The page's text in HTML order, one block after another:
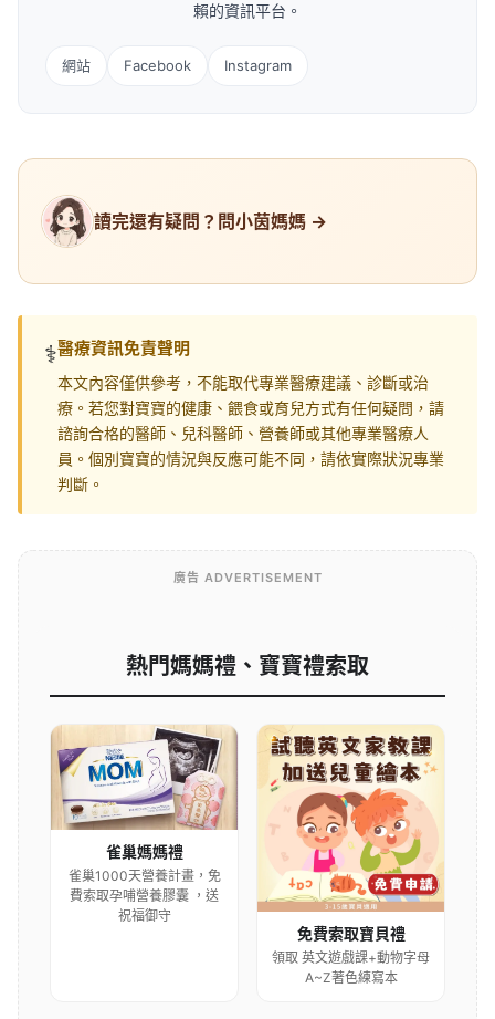
賴的資訊平台。
網站 Facebook Instagram
讀完還有疑問？問小茵媽媽 →
⚕️醫療資訊免責聲明
本文內容僅供參考，不能取代專業醫療建議、診斷或治
療。若您對寶寶的健康、餵食或育兒方式有任何疑問，請
諮詢合格的醫師、兒科醫師、營養師或其他專業醫療人
員。個別寶寶的情況與反應可能不同，請依實際狀況專業
判斷。
廣告 ADVERTISEMENT
熱門媽媽禮、寶寶禮索取
雀巢媽媽禮
雀巢1000天營養計畫，免
費索取孕哺營養膠囊 ，送
祝福御守
免費索取寶貝禮
領取 英文遊戲課+動物字母
A~Z著色練寫本